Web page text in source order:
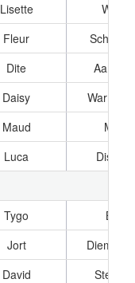
Lisette
Welink
Fleur
Dite
Daisy
Maud
Moret
Luca
Tygo
Blom
Jort
Diemen,
David